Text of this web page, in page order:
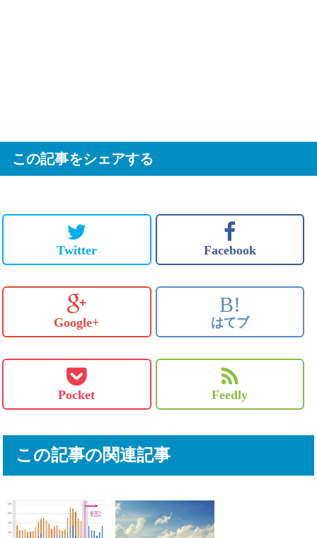
この記事をシェアする
Twitter Facebook
Google+
B!
はてブ
Pocket Feedly
この記事の関連記事